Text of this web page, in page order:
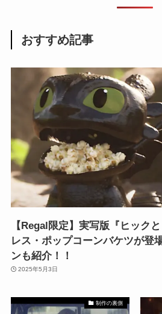
おすすめ記事
【Regal限定】実写版『ヒック
レス・ポップコーンバケツが登
ンも紹介！！
2025年5月3日
制作の裏側